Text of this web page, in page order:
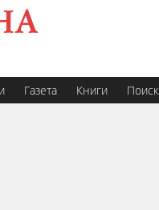
Газета Книги Поиск